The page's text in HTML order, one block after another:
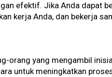
efektif. Jika Anda dapat
kerja Anda, dan bekerja
orang yang mengambil
untuk meningkatkan